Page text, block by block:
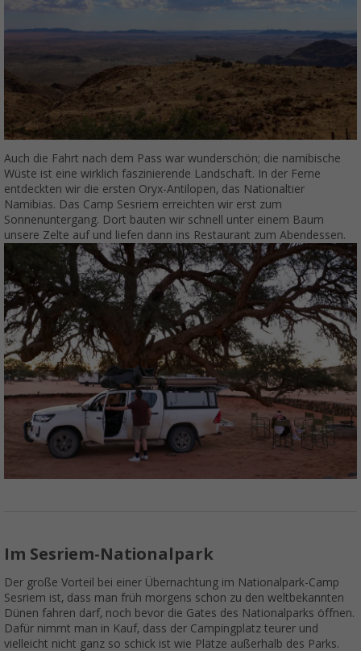
Auch die Fahrt nach dem Pass war wunderschön; die namibische
Wüste ist eine wirklich faszinierende Landschaft. In der Ferne
entdeckten wir die ersten Oryx-Antilopen, das Nationaltier
Namibias. Das Camp Sesriem erreichten wir erst zum
Sonnenuntergang. Dort bauten wir schnell unter einem Baum
unsere Zelte auf und liefen dann ins Restaurant zum Abendessen.
Im Sesriem-Nationalpark
Der große Vorteil bei einer Übernachtung im Nationalpark-Camp
Sesriem ist, dass man früh morgens schon zu den weltbekannten
Dünen fahren darf, noch bevor die Gates des Nationalparks öffnen.
Dafür nimmt man in Kauf, dass der Campingplatz teurer und
vielleicht nicht ganz so schick ist wie Plätze außerhalb des Parks.